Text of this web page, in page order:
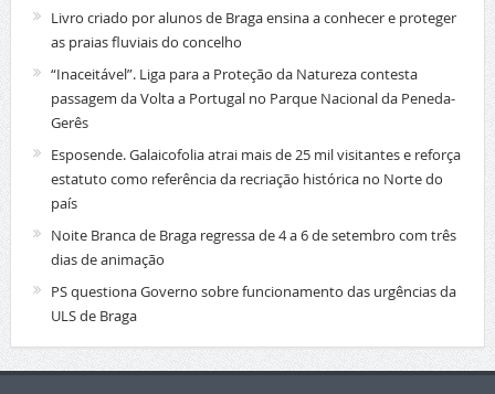
Livro criado por alunos de Braga ensina a conhecer e proteger
as praias fluviais do concelho
“Inaceitável”. Liga para a Proteção da Natureza contesta
passagem da Volta a Portugal no Parque Nacional da Peneda-
Gerês
Esposende. Galaicofolia atrai mais de 25 mil visitantes e reforça
estatuto como referência da recriação histórica no Norte do
país
Noite Branca de Braga regressa de 4 a 6 de setembro com três
dias de animação
PS questiona Governo sobre funcionamento das urgências da
ULS de Braga